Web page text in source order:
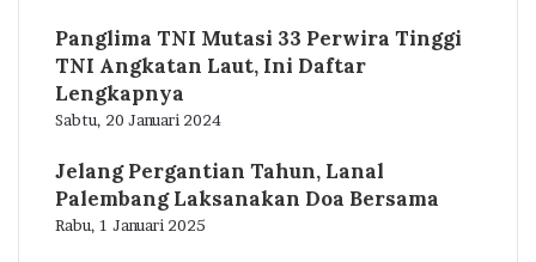
Panglima TNI Mutasi 33 Perwira Tinggi
TNI Angkatan Laut, Ini Daftar
Lengkapnya
Sabtu, 20 Januari 2024
Jelang Pergantian Tahun, Lanal
Palembang Laksanakan Doa Bersama
Rabu, 1 Januari 2025